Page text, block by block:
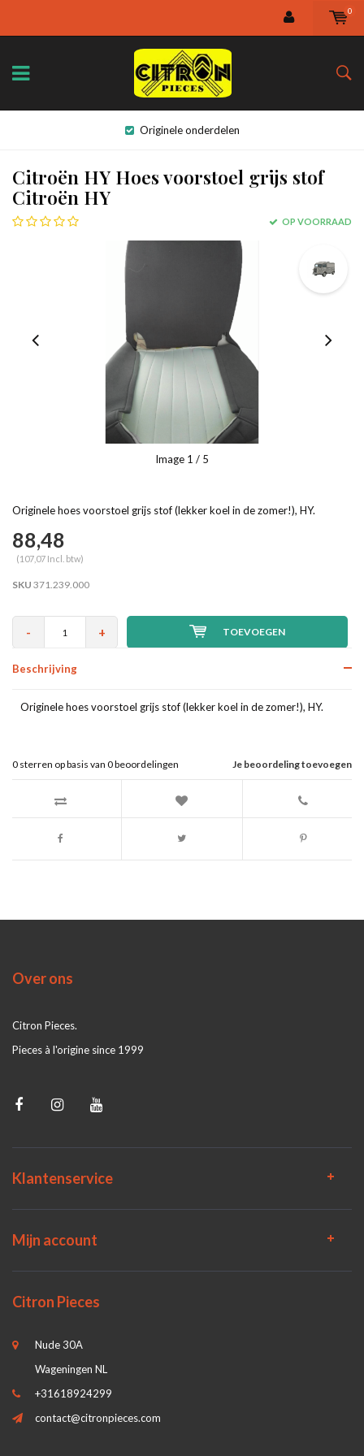
0
Originele onderdelen
Citroën HY Hoes voorstoel grijs stof
Citroën HY
OP VOORRAAD
Image 1 / 5
Originele hoes voorstoel grijs stof (lekker koel in de zomer!), HY.
88,48
(107,07 Incl. btw)
SKU 371.239.000
- + TOEVOEGEN
Beschrijving
Originele hoes voorstoel grijs stof (lekker koel in de zomer!), HY.
Je beoordeling toevoegen
0 sterren op basis van 0beoordelingen
Over ons
Citron Pieces.
Pieces à l'origine since 1999
Klantenservice
Mijn account
Citron Pieces
Nude 30A
Wageningen NL
+31618924299
contact@citronpieces.com